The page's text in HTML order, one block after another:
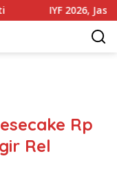
IYF 2026,
Rp
Rel